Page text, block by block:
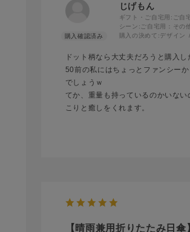
じげもん
ギフト・ご自宅用: ご自
シーン: ご自宅用：その
購入の決めて: デザイン
ドット柄なら大丈夫だろうと購入
50前の私にはちょっとファンシー
でしょうｗ
てか、重量も持っているのかいな
こりと癒しをくれます。
【晴雨兼用折りたたみ日